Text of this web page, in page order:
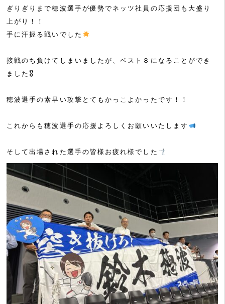
ぎりぎりまで穂波選手が優勢でネッツ社員の応援団も大盛り
上がり！！
手に汗握る戦いでした
接戦のち負けてしまいましたが、ベスト８になることができ
ました🎖
穂波選手の素早い攻撃とてもかっこよかったです！！
これからも穂波選手の応援よろしくお願いいたします
そして出場された選手の皆様お疲れ様でした